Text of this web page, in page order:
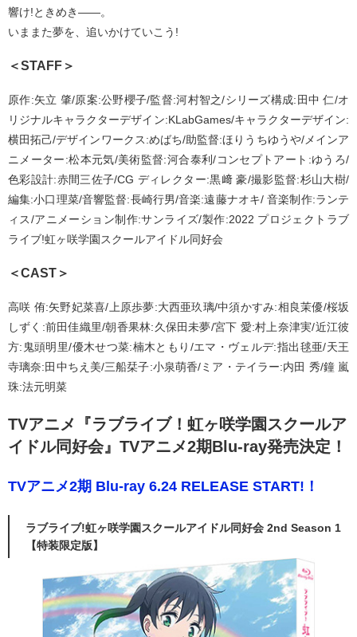
響け!ときめき――。
いままた夢を、追いかけていこう!
＜STAFF＞
原作:矢立 肇/原案:公野櫻子/監督:河村智之/シリーズ構成:田中 仁/オ
リジナルキャラクターデザイン:KLabGames/キャラクターデザイン:
横田拓己/デザインワークス:めばち/助監督:ほりうちゆうや/メインア
ニメーター:松本元気/美術監督:河合泰利/コンセプトアート:ゆうろ/
色彩設計:赤間三佐子/CG ディレクター:黒﨑 豪/撮影監督:杉山大樹/
編集:小口理菜/音響監督:長崎行男/音楽:遠藤ナオキ/ 音楽制作:ランテ
ィス/アニメーション制作:サンライズ/製作:2022 プロジェクトラブ
ライブ!虹ヶ咲学園スクールアイドル同好会
＜CAST＞
高咲 侑:矢野妃菜喜/上原歩夢:大西亜玖璃/中須かすみ:相良茉優/桜坂
しずく:前田佳織里/朝香果林:久保田未夢/宮下 愛:村上奈津実/近江彼
方:鬼頭明里/優木せつ菜:楠木ともり/エマ・ヴェルデ:指出毬亜/天王
寺璃奈:田中ちえ美/三船栞子:小泉萌香/ミア・テイラー:内田 秀/鐘 嵐
珠:法元明菜
TVアニメ『ラブライブ！虹ヶ咲学園スクールア
イドル同好会』TVアニメ2期Blu-ray発売決定！
TVアニメ2期 Blu-ray 6.24 RELEASE START!！
ラブライブ!虹ヶ咲学園スクールアイドル同好会 2nd Season 1
【特装限定版】